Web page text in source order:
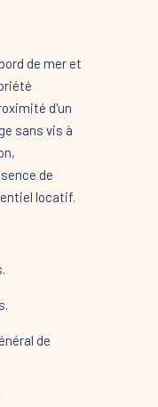
de mer et
d'un
sans vis à
de
locatif.
de